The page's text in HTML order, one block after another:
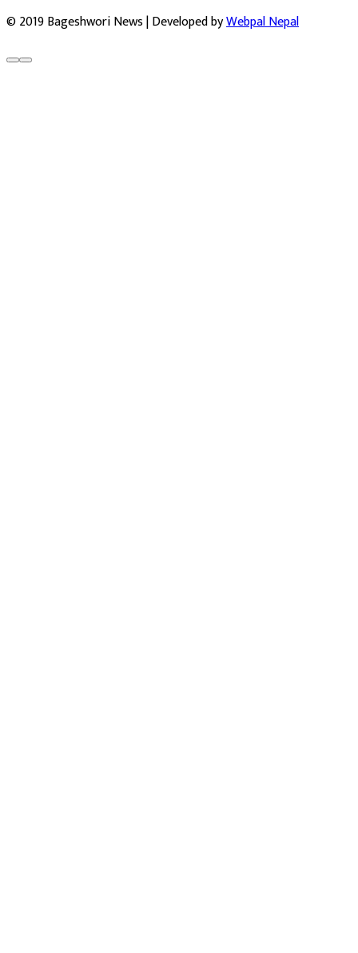
© 2019 Bageshwori News | Developed byWebpal Nepal